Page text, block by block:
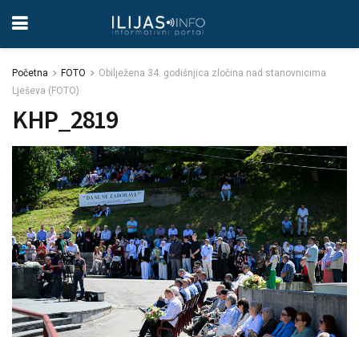
Početna FOTO
Obilježena 34. godišnjica zločina nad stanovnicima
Lješeva (FOTO)
KHP_2819